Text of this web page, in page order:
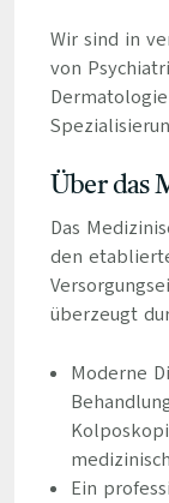
Wir sind in
von
Über das
Das
den
überzeugt
Moderne
Ein